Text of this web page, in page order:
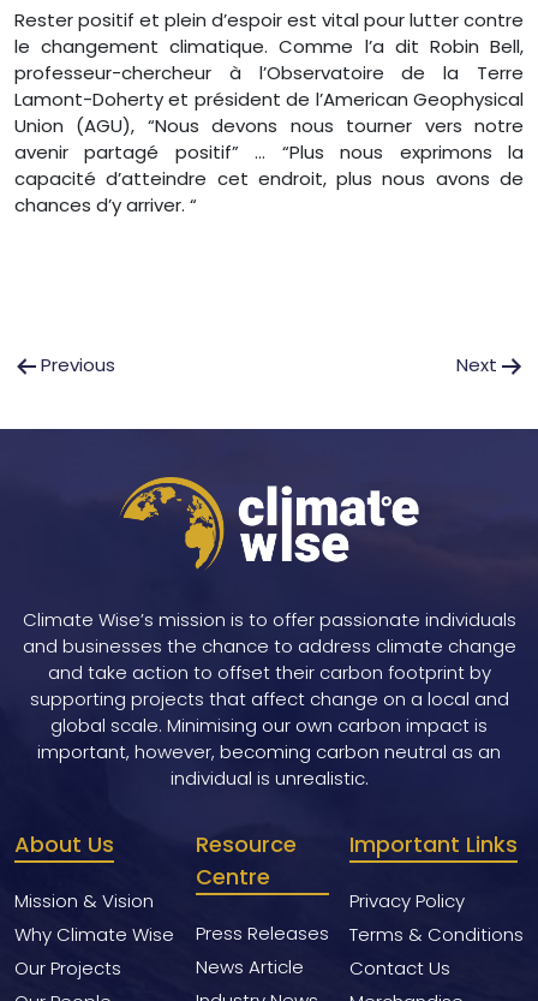
Rester positif et plein d’espoir est vital pour lutter contre
le changement climatique. Comme l’a dit Robin Bell,
professeur-chercheur à l’Observatoire de la Terre
Lamont-Doherty et président de l’American Geophysical
Union (AGU), “Nous devons nous tourner vers notre
avenir partagé positif” … “Plus nous exprimons la
capacité d’atteindre cet endroit, plus nous avons de
chances d’y arriver. “
PostPrevious Next
Climate Wise’s mission is to offer passionate individuals
and businesses the chance to address climate change
and take action to offset their carbon footprint by
supporting projects that affect change on a local and
global scale. Minimising our own carbon impact is
important, however, becoming carbon neutral as an
individual is unrealistic.
About Us
Mission & Vision
Why Climate Wise
Our Projects
Resource
Centre
Press Releases
News Article
Important Links
Privacy Policy
Terms & Conditions
Contact Us